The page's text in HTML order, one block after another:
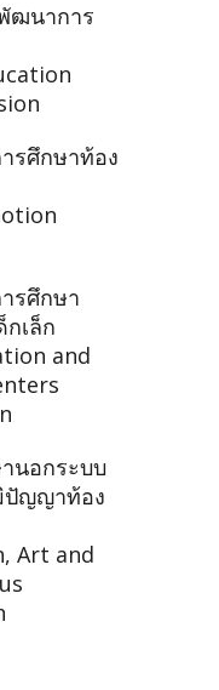
ฒนาการ
รศึกษาท้อง
รศึกษา
เล็ก
and
นอกระบบ
ปัญญาท้อง
Art and